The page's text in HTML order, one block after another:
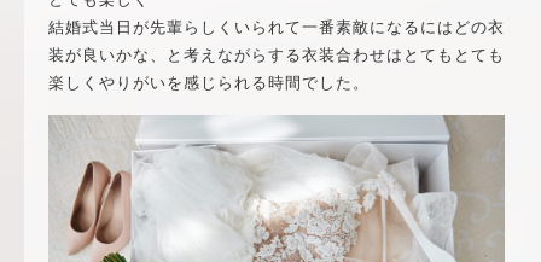
結婚式当日が先輩らしくいられて一番素敵になるにはどの衣
装が良いかな、と考えながらする衣装合わせはとてもとても
楽しくやりがいを感じられる時間でした。